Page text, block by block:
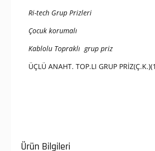
Ri-tech Grup Prizleri
Çocuk korumalı
Kablolu Topraklı grup priz
ÜÇLÜ ANAHT. TOP.LI GRUP
Ürün Bilgileri